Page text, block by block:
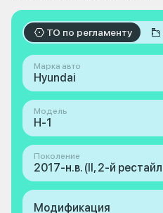
ТО по регламенту
Марка авто
Hyundai
Модель
H-1
Поколение
2017-н.в. (II, 2-й
Модификация